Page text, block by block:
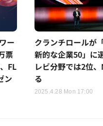
ー
票
FL
ン
クランチロールが
新的な企業50」
レビ分野では2位
る
2025.4.28 Mon 17:00